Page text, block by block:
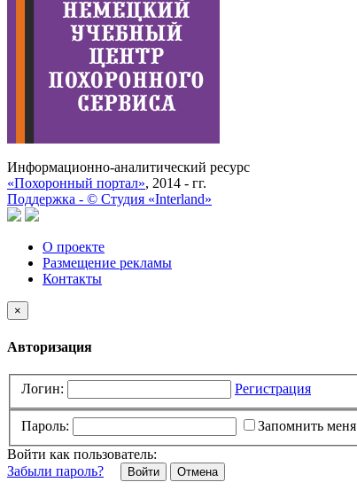
Информационно-аналитический ресурс
«Похоронный портал», 2014 - гг.
Поддержка - © Cтудия «Interland»
О проекте
Размещение рекламы
Контакты
×
Авторизация
Логин: Регистрация
Пароль:
Запомнить меня
Войти как пользователь:
Забыли пароль?
Отмена